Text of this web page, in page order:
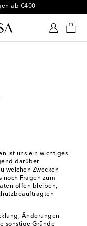
von 30 Tagen
ist uns ein wichtiges
darüber
welchen Zwecken
noch Fragen zum
offen bleiben,
Änderungen
sonstige Gründe